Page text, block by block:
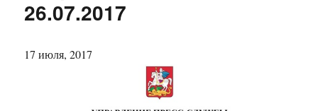
26.07.2017
17 июля, 2017